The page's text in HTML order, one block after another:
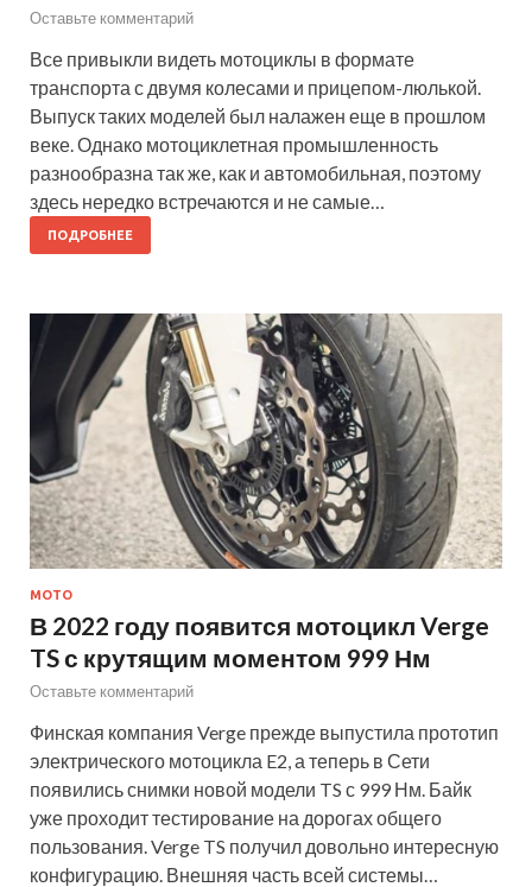
Оставьте комментарий
Все привыкли видеть мотоциклы в формате
транспорта с двумя колесами и прицепом-люлькой.
Выпуск таких моделей был налажен еще в прошлом
веке. Однако мотоциклетная промышленность
разнообразна так же, как и автомобильная, поэтому
здесь нередко встречаются и не самые…
ПОДРОБНЕЕ
МОТО
В 2022 году появится мотоцикл Verge
TS с крутящим моментом 999 Нм
Оставьте комментарий
Финская компания Verge прежде выпустила прототип
электрического мотоцикла E2, а теперь в Сети
появились снимки новой модели TS с 999 Нм. Байк
уже проходит тестирование на дорогах общего
пользования. Verge TS получил довольно интересную
конфигурацию. Внешняя часть всей системы…